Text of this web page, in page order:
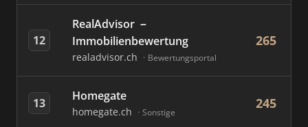
12
RealAdvisor －
Immobilienbewertung
realadvisor.ch Bewertungsportal
265
13 Homegate
homegate.ch Sonstige
245